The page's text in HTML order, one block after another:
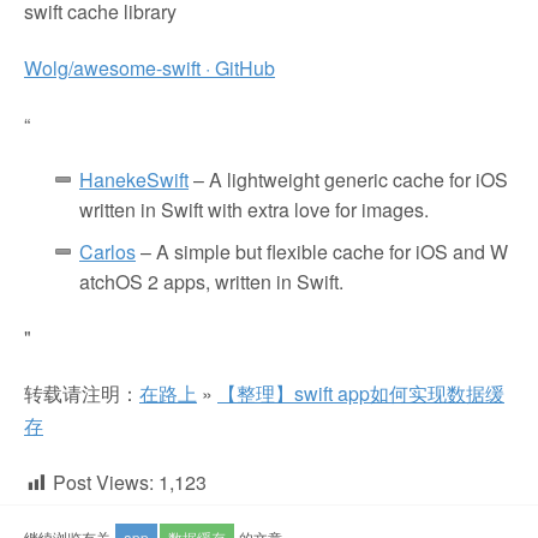
swift cache library
Wolg/awesome-swift · GitHub
“
HanekeSwift– A lightweight generic cache for iOS
written in Swift with extra love for images.
Carlos– A simple but flexible cache for iOS and W
atchOS 2 apps, written in Swift.
"
转载请注明： 在路上 »
【整理】swift app如何实现数据缓
存
Post Views: 1,123